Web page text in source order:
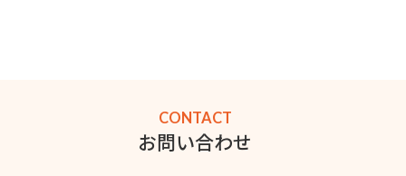
CONTACT
お問い合わせ